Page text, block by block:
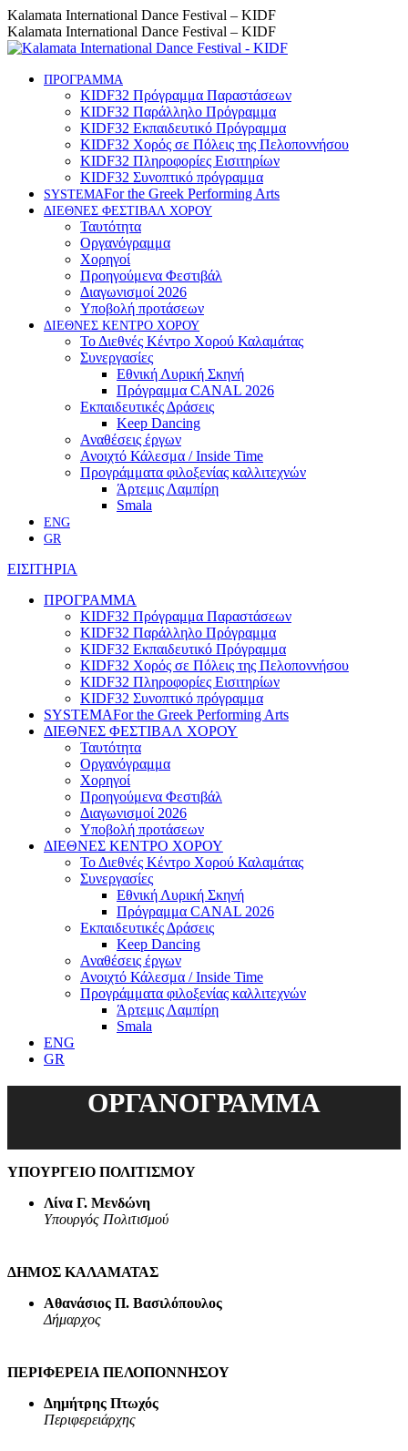
Skip
to
content
Instagram
page
opens
new
Facebook
page
opens
new
YouTube
page
opens
new
Kalamata International Dance Festival – KIDF
Kalamata International Dance Festival – KIDF
ΠΡΟΓΡΑΜΜΑ
KIDF32 Πρόγραμμα Παραστάσεων
KIDF32 Παράλληλο Πρόγραμμα
KIDF32 Εκπαιδευτικό Πρόγραμμα
KIDF32 Χορός σε Πόλεις της Πελοποννήσου
KIDF32 Πληροφορίες Εισιτηρίων
KIDF32 Συνοπτικό πρόγραμμα
SYSTEMAFor the Greek Performing Arts
ΔΙΕΘΝΕΣ ΦΕΣΤΙΒΑΛ ΧΟΡΟΥ
Ταυτότητα
Οργανόγραμμα
Χορηγοί
Προηγούμενα Φεστιβάλ
Διαγωνισμοί 2026
Υποβολή προτάσεων
ΔΙΕΘΝΕΣ ΚΕΝΤΡΟ ΧΟΡΟΥ
Το Διεθνές Κέντρο Χορού Καλαμάτας
Συνεργασίες
Εθνική Λυρική Σκηνή
Πρόγραμμα CANAL 2026
Εκπαιδευτικές Δράσεις
Keep Dancing
Αναθέσεις έργων
Ανοιχτό Κάλεσμα / Inside Time
Προγράμματα φιλοξενίας καλλιτεχνών
Άρτεμις Λαμπίρη
Smala
ENG
GR
ΕΙΣΙΤΗΡΙΑ
ΠΡΟΓΡΑΜΜΑ
KIDF32 Πρόγραμμα Παραστάσεων
KIDF32 Παράλληλο Πρόγραμμα
KIDF32 Εκπαιδευτικό Πρόγραμμα
KIDF32 Χορός σε Πόλεις της Πελοποννήσου
KIDF32 Πληροφορίες Εισιτηρίων
KIDF32 Συνοπτικό πρόγραμμα
SYSTEMAFor the Greek Performing Arts
ΔΙΕΘΝΕΣ ΦΕΣΤΙΒΑΛ ΧΟΡΟΥ
Ταυτότητα
Οργανόγραμμα
Χορηγοί
Προηγούμενα Φεστιβάλ
Διαγωνισμοί 2026
Υποβολή προτάσεων
ΔΙΕΘΝΕΣ ΚΕΝΤΡΟ ΧΟΡΟΥ
Το Διεθνές Κέντρο Χορού Καλαμάτας
Συνεργασίες
Εθνική Λυρική Σκηνή
Πρόγραμμα CANAL 2026
Εκπαιδευτικές Δράσεις
Keep Dancing
Αναθέσεις έργων
Ανοιχτό Κάλεσμα / Inside Time
Προγράμματα φιλοξενίας καλλιτεχνών
Άρτεμις Λαμπίρη
Smala
ENG
GR
ΟΡΓΑΝΟΓΡΑΜΜΑ
ΥΠΟΥΡΓΕΙΟ ΠΟΛΙΤΙΣΜΟΥ
Λίνα Γ. Μενδώνη
Υπουργός Πολιτισμού
ΔΗΜΟΣ ΚΑΛΑΜΑΤΑΣ
Αθανάσιος Π. Βασιλόπουλος
Δήμαρχος
ΠΕΡΙΦΕΡΕΙΑ ΠΕΛΟΠΟΝΝΗΣΟΥ
Δημήτρης Πτωχός
Περιφερειάρχης